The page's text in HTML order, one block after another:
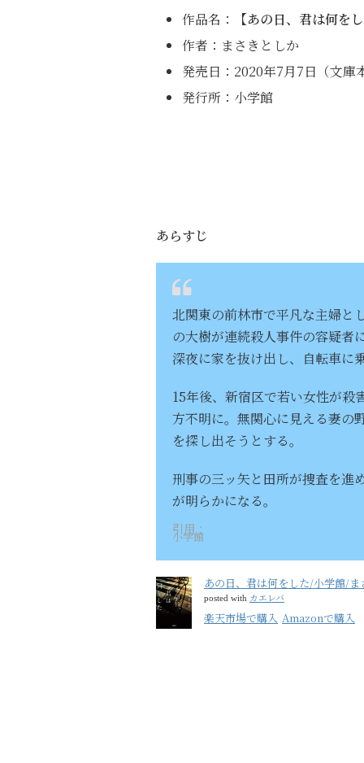
作品名：
【あの日、君は何を
作者：まさきとしか
発売日：2020年7月7日（文庫
発行所：小学館
あらすじ
北関東の前林市で平凡な主婦と
の大樹が連続殺人事件の容疑者
深夜に家を抜け出し、自転車に
15年後、新宿区で若い女性が殺
方不明に。無関心に見える妻の
を探し出そうとする。
刑事の三ッ矢と田所が捜査を進
が明らかになる。
引用：
小学館
あの日、君は何をした/小学館/ま
posted with カエレバ
楽天市場で購入 Amazonで購入